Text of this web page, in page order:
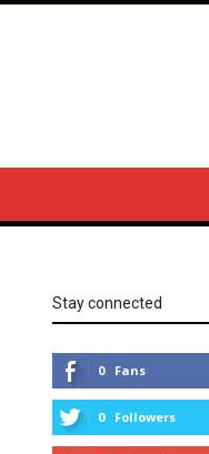
Stay connected
0 Fans
0 Followers